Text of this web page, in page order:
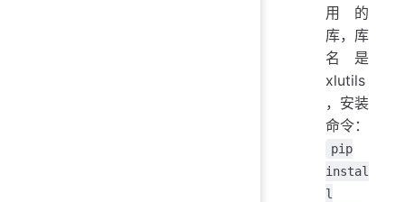
用的
库，库
名是
xlutils
，安装
命令：
pip
instal
l